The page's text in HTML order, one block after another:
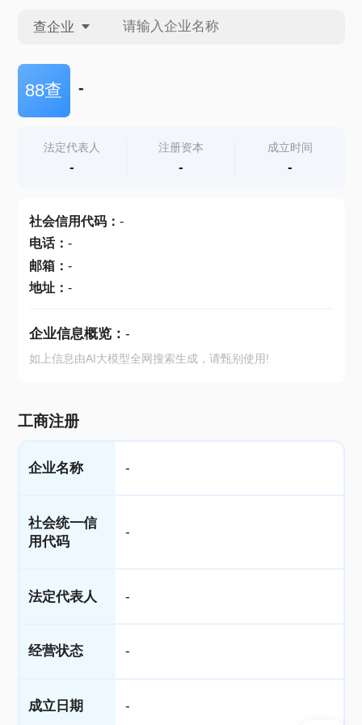
查企业
查企业
查产地
88查 -
法定代表人
-
注册资本
-
成立时间
-
社会信用代码： -
电话： -
邮箱： -
地址： -
企业信息概览： -
如上信息由AI大模型全网搜索生成，请甄别使用!
工商注册
企业名称 -
社会统一信
用代码
-
法定代表人 -
经营状态 -
成立日期 -